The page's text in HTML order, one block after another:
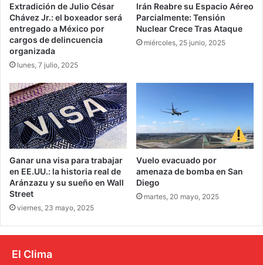
Extradición de Julio César
Chávez Jr.: el boxeador será
entregado a México por
cargos de delincuencia
organizada
lunes, 7 julio, 2025
Irán Reabre su Espacio Aéreo
Parcialmente: Tensión
Nuclear Crece Tras Ataque
miércoles, 25 junio, 2025
Ganar una visa para trabajar
en EE.UU.: la historia real de
Aránzazu y su sueño en Wall
Street
viernes, 23 mayo, 2025
Vuelo evacuado por
amenaza de bomba en San
Diego
martes, 20 mayo, 2025
El Clima